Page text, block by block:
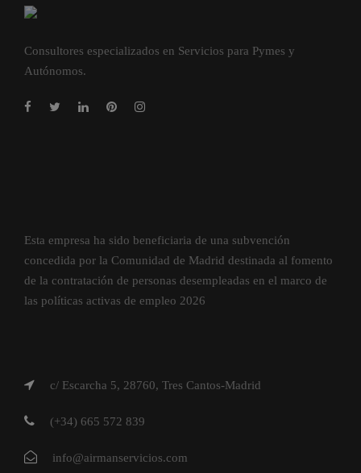
Consultores especializados en Servicios para Pymes y
Autónomos.
Esta empresa ha sido beneficiaria de una subvención
concedida por la Comunidad de Madrid destinada al fomento
de la contratación de personas desempleadas en el marco de
las políticas activas de empleo 2026
c/ Escarcha 5, 28760, Tres Cantos-Madrid
(+34) 665 572 839
info@airmanservicios.com